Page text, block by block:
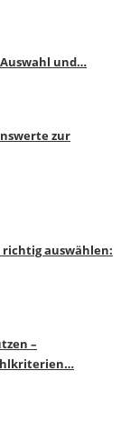
und…
zur
auswählen:
–